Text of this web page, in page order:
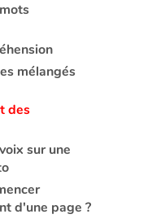
mélangés
des
sur une
d'une page ?